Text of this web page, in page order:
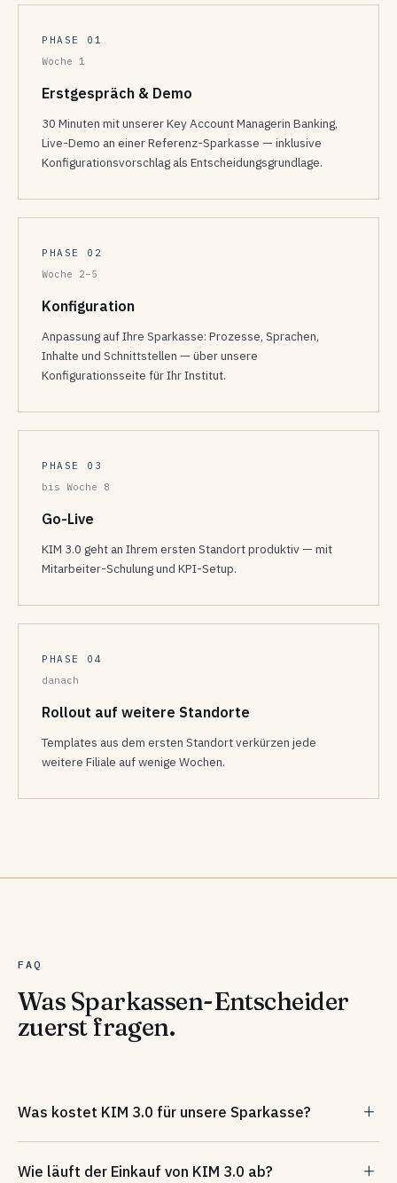
PHASE 01
Woche 1
Erstgespräch & Demo
30 Minuten mit unserer Key Account Managerin Banking,
Live-Demo an einer Referenz-Sparkasse — inklusive
Konfigurationsvorschlag als Entscheidungsgrundlage.
PHASE 02
Woche 2–5
Konfiguration
Anpassung auf Ihre Sparkasse: Prozesse, Sprachen,
Inhalte und Schnittstellen — über unsere
Konfigurationsseite für Ihr Institut.
PHASE 03
bis Woche 8
Go-Live
KIM 3.0 geht an Ihrem ersten Standort produktiv — mit
Mitarbeiter-Schulung und KPI-Setup.
PHASE 04
danach
Rollout auf weitere Standorte
Templates aus dem ersten Standort verkürzen jede
weitere Filiale auf wenige Wochen.
FAQ
Was Sparkassen-Entscheider
zuerst fragen.
Was kostet KIM 3.0 für unsere Sparkasse?
Informatik verhandelt, liegt die Basislizenz inklusive Support
Wie läuft der Einkauf von KIM 3.0 ab?